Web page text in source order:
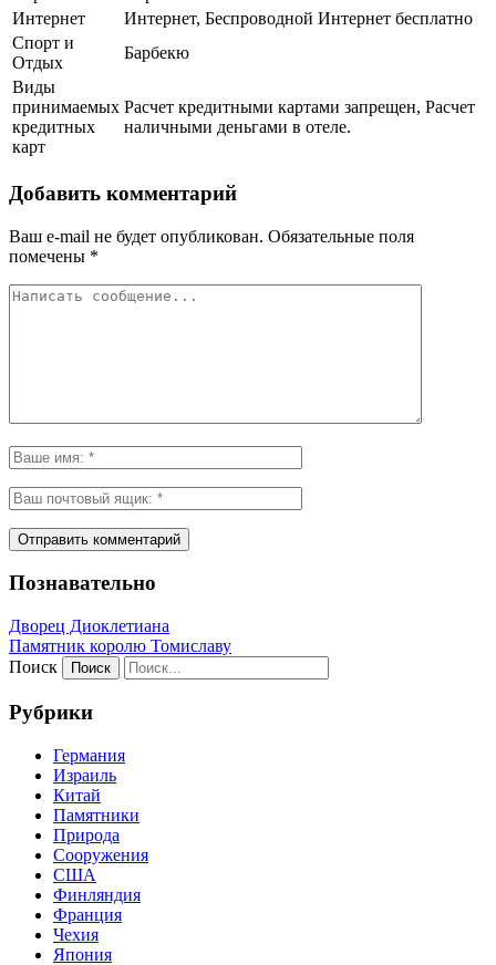
Интернет
Интернет, Беспроводной Интернет бесплатно
Спорт и
Отдых
Барбекю
Виды
принимаемых
кредитных
карт
Расчет кредитными картами запрещен, Расчет
наличными деньгами в отеле.
Добавить комментарий
Ваш e-mail не будет опубликован. Обязательные поля
помечены *
Познавательно
Дворец Диоклетиана
Памятник королю Томиславу
Поиск
Рубрики
Германия
Израиль
Китай
Памятники
Природа
Сооружения
США
Финляндия
Франция
Чехия
Япония